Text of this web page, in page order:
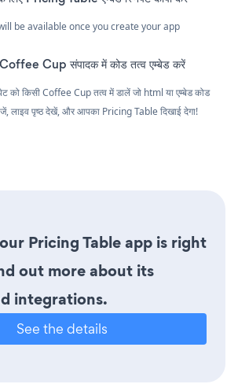
be available once you create your app
Cup संपादक में कोड तत्व एम्बेड करें
को किसी Coffee Cup तत्व में डालें जो html या एम्बेड कोड
लाइव पृष्ठ देखें, और आपका Pricing Table दिखाई देगा!
Pricing Table app is right
out more about its
integrations.
See the details